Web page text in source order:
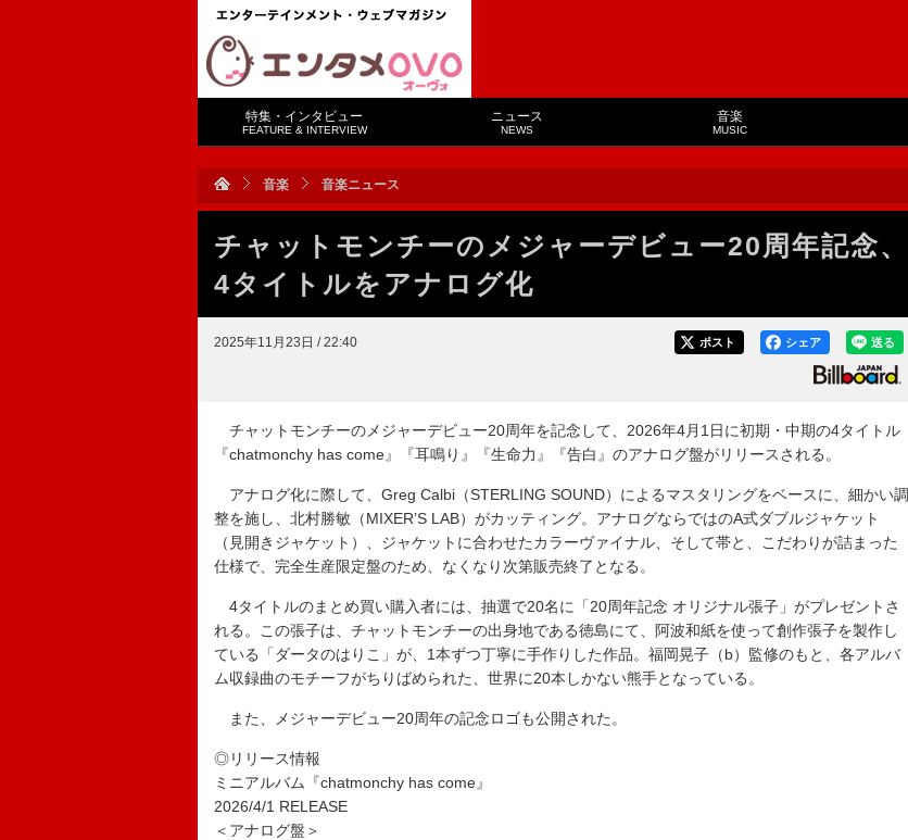
特集・インタビュー
FEATURE & INTERVIEW
ニュース
NEWS
音楽
MUSIC
音楽 音楽ニュース
チャットモンチーのメジャーデビュー20周年記念、
4タイトルをアナログ化
2025年11月23日 / 22:40 送る
シェア
ポスト
チャットモンチーのメジャーデビュー20周年を記念して、2026年4月1日に初期・中期の4タイトル
『chatmonchy has come』『耳鳴り』『生命力』『告白』のアナログ盤がリリースされる。
アナログ化に際して、Greg Calbi（STERLING SOUND）によるマスタリングをベースに、細かい調
整を施し、北村勝敏（MIXER’S LAB）がカッティング。アナログならではのA式ダブルジャケット
（見開きジャケット）、ジャケットに合わせたカラーヴァイナル、そして帯と、こだわりが詰まった
仕様で、完全生産限定盤のため、なくなり次第販売終了となる。
4タイトルのまとめ買い購入者には、抽選で20名に「20周年記念 オリジナル張子」がプレゼントさ
れる。この張子は、チャットモンチーの出身地である徳島にて、阿波和紙を使って創作張子を製作し
ている「ダータのはりこ」が、1本ずつ丁寧に手作りした作品。福岡晃子（b）監修のもと、各アルバ
ム収録曲のモチーフがちりばめられた、世界に20本しかない熊手となっている。
また、メジャーデビュー20周年の記念ロゴも公開された。
◎リリース情報
ミニアルバム『chatmonchy has come』
2026/4/1 RELEASE
＜アナログ盤＞